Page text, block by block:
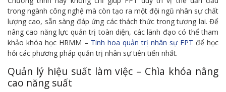
trong ngành công nghệ mà còn tạo ra một đội ngũ nhân sự chất
lượng cao, sẵn sàng đáp ứng các thách thức trong tương lai. Để
nâng cao năng lực quản trị toàn diện, các lãnh đạo có thể tham
khảo khóa học HRMM – Tinh hoa quản trị nhân sự FPT để học
hỏi các phương pháp quản trị nhân sự tiên tiến nhất.
Quản lý hiệu suất làm việc – Chìa khóa nâng
cao năng suất